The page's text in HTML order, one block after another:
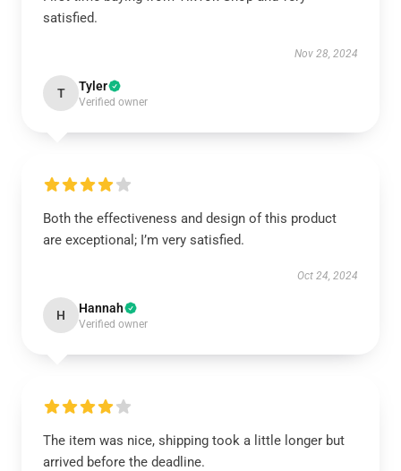
satisfied.
Nov 28, 2024
T Tyler
Verified owner
Both the effectiveness and design of this product
are exceptional; I’m very satisfied.
Oct 24, 2024
H Hannah
Verified owner
The item was nice, shipping took a little longer but
arrived before the deadline.